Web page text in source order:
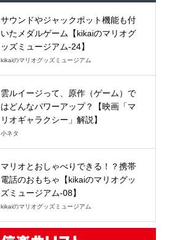
サウンドやジャックポット機能も付
いたメダルゲーム【kikaiのマリオグ
ッズミュージアム-24】
kikaiのマリオグッズミュージアム
雲ルイージって、原作（ゲーム）で
はどんなパワーアップ？【映画「マ
リオギャラクシー」解説】
小ネタ
マリオとおしゃべりできる！？携帯
電話のおもちゃ【kikaiのマリオグッ
ズミュージアム-08】
kikaiのマリオグッズミュージアム